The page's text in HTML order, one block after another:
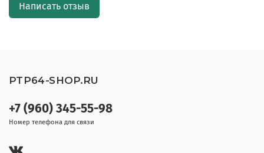
Написать отзыв
+7 (960) 345-55-98
Номер телефона для связи
PTP64-SHOP.RU